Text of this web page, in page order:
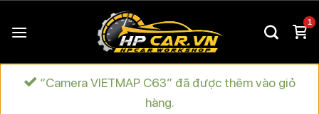
đến
dung
“Camera VIETMAP C63” đã được thêm vào giỏ
hàng.